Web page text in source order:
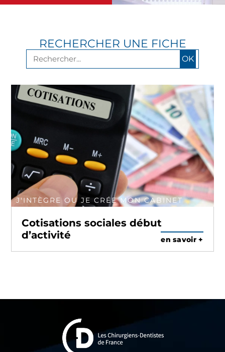
RECHERCHER UNE FICHE
OK
J'INTÈGRE OU JE CRÉE MON CABINET
Cotisations sociales début
d’activité
en savoir +